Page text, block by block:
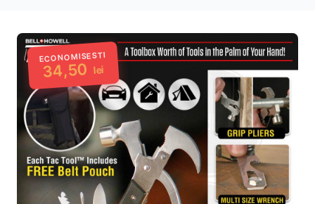
ECONOMISESTI
34,50 lei